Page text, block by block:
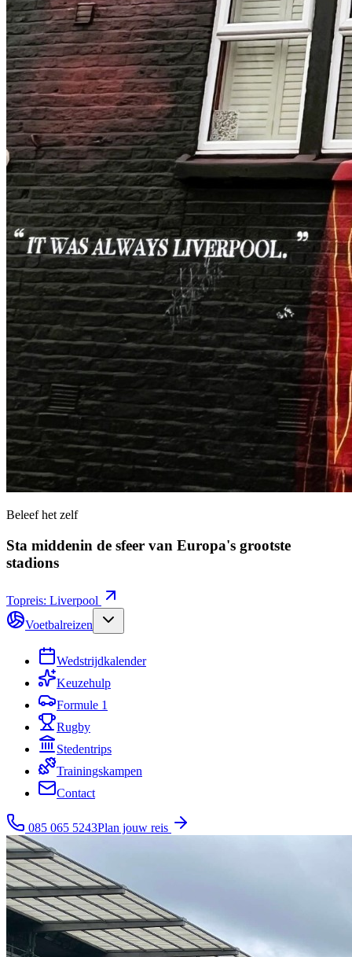
Beleef het zelf
Sta middenin de sfeer van Europa's grootste
stadions
Topreis: Liverpool
Voetbalreizen
Wedstrijdkalender
Keuzehulp
Formule 1
Rugby
Stedentrips
Trainingskampen
Contact
085 065 5243Plan jouw reis